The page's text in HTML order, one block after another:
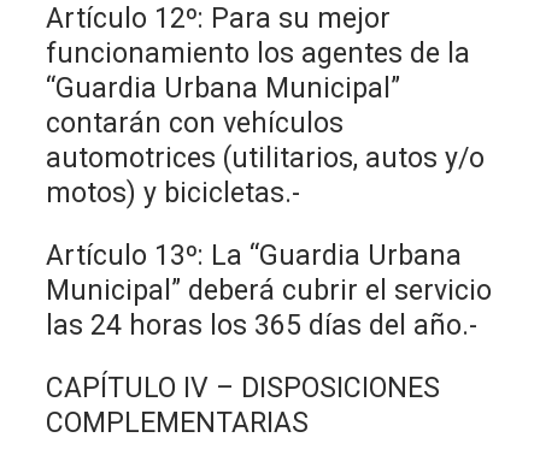
Artículo 12º: Para su mejor
funcionamiento los agentes de la
“Guardia Urbana Municipal”
contarán con vehículos
automotrices (utilitarios, autos y/o
motos) y bicicletas.-
Artículo 13º: La “Guardia Urbana
Municipal” deberá cubrir el servicio
las 24 horas los 365 días del año.-
CAPÍTULO IV – DISPOSICIONES
COMPLEMENTARIAS